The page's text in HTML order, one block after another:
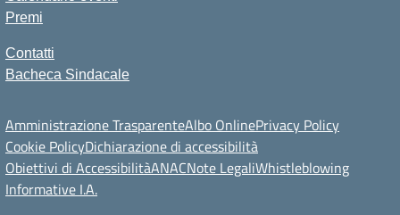
Premi
Contatti
Bacheca Sindacale
Amministrazione TrasparenteAlbo OnlinePrivacy Policy
Cookie PolicyDichiarazione di accessibilità
Obiettivi di AccessibilitàANACNote LegaliWhistleblowing
Informative I.A.